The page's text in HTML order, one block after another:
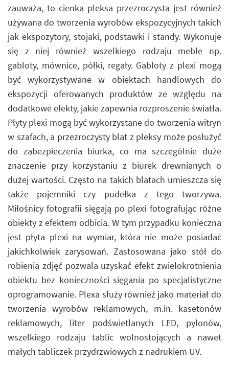
zauważa, to cienka pleksa przezroczysta jest również
używana do tworzenia wyrobów ekspozycyjnych takich
jak ekspozytory, stojaki, podstawki i standy. Wykonuje
się z niej również wszelkiego rodzaju meble np.
gabloty, mównice, półki, regały. Gabloty z plexi mogą
być wykorzystywane w obiektach handlowych do
ekspozycji oferowanych produktów ze względu na
dodatkowe efekty, jakie zapewnia rozproszenie światła.
Płyty plexi mogą być wykorzystane do tworzenia witryn
w szafach, a przezroczysty blat z pleksy może posłużyć
do zabezpieczenia biurka, co ma szczególnie duże
znaczenie przy korzystaniu z biurek drewnianych o
dużej wartości. Często na takich blatach umieszcza się
także pojemniki czy pudełka z tego tworzywa.
Miłośnicy fotografii sięgają po plexi fotografując różne
obiekty z efektem odbicia. W tym przypadku konieczna
jest płyta plexi na wymiar, która nie może posiadać
jakichkolwiek zarysowań. Zastosowana jako stół do
robienia zdjęć pozwala uzyskać efekt zwielokrotnienia
obiektu bez konieczności sięgania po specjalistyczne
oprogramowanie. Plexa służy również jako materiał do
tworzenia wyrobów reklamowych, m.in. kasetonów
reklamowych, liter podświetlanych LED, pylonów,
wszelkiego rodzaju tablic wolnostojących a nawet
małych tabliczek przydrzwiowych z nadrukiem UV.